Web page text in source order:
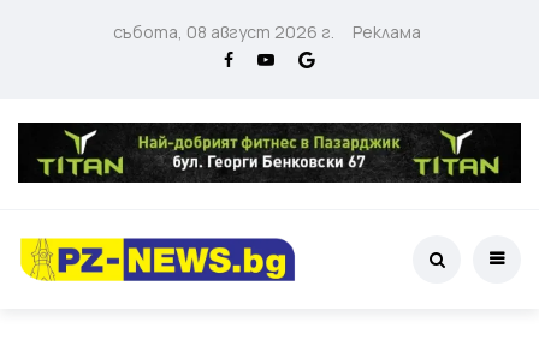
събота, 08 август 2026 г. Реклама